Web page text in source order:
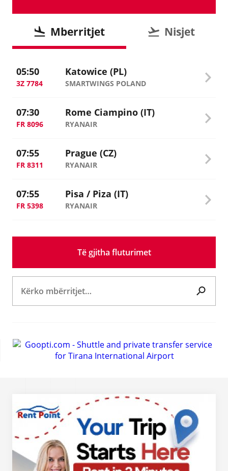
Mberritjet Nisjet
05:50 Katowice (PL)
SMARTWINGS POLAND
3Z 7784
07:30 Rome Ciampino (IT)
RYANAIR
FR 8096
07:55 Prague (CZ)
RYANAIR
FR 8311
07:55 Pisa / Piza (IT)
RYANAIR
FR 5398
Të gjitha fluturimet